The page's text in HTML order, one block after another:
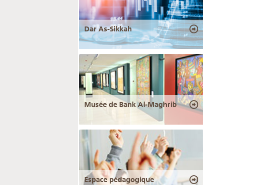
Dar As-Sikkah
Musée de Bank Al-Maghrib
Espace pédagogique